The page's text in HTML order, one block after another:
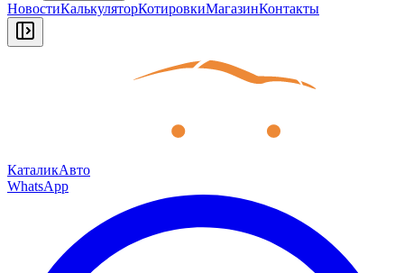
НовостиКалькуляторКотировкиМагазинКонтакты
КаталикАвто
WhatsApp